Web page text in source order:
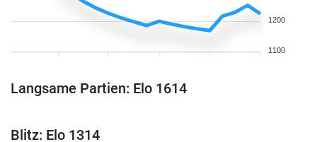
1200
1100
Langsame Partien: Elo 1614
Blitz: Elo 1314